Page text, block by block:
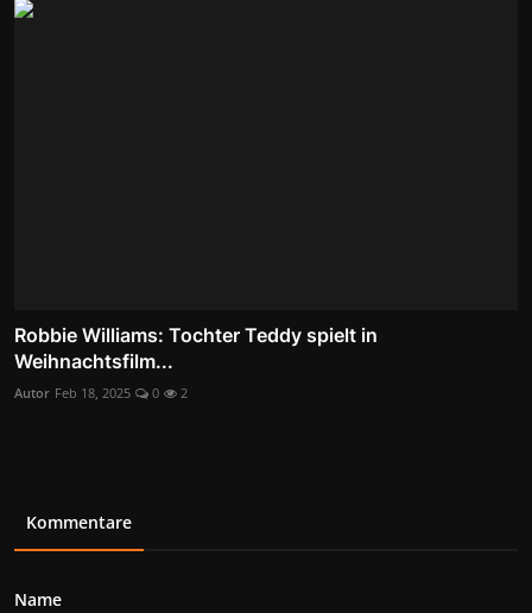
Robbie Williams: Tochter Teddy spielt in
Weihnachtsfilm...
Autor Feb 18, 2025 0 2
Kommentare
Name